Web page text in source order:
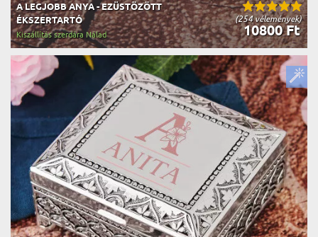
(254 vélemények)
A LEGJOBB ANYA - EZÜSTÖZÖTT
ÉKSZERTARTÓ
10800 Ft
Kiszállítás szerdára Nálad